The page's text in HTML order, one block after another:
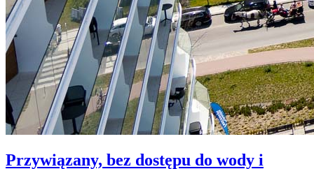
Przywiązany, bez dostępu do wody i